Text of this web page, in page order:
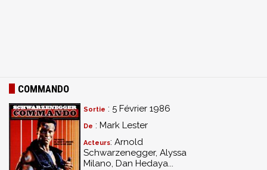
COMMANDO
Sortie : 5 Février 1986
De : Mark Lester
Acteurs: Arnold
Schwarzenegger, Alyssa
Milano, Dan Hedaya...